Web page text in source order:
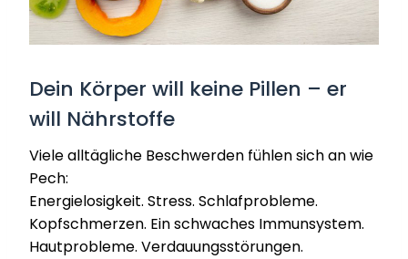
Dein Körper will keine Pillen – er
will Nährstoffe
Viele alltägliche Beschwerden fühlen sich an wie
Pech:
Energielosigkeit. Stress. Schlafprobleme.
Kopfschmerzen. Ein schwaches Immunsystem.
Hautprobleme. Verdauungsstörungen.